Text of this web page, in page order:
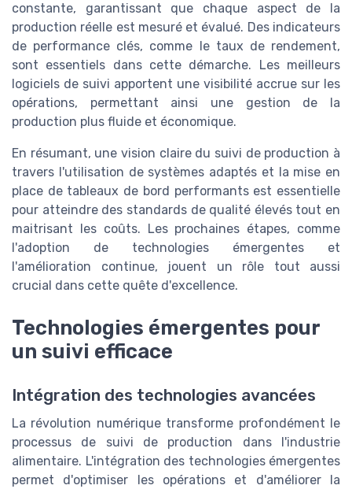
constante, garantissant que chaque aspect de la
production réelle est mesuré et évalué. Des indicateurs
de performance clés, comme le taux de rendement,
sont essentiels dans cette démarche. Les meilleurs
logiciels de suivi apportent une visibilité accrue sur les
opérations, permettant ainsi une gestion de la
production plus fluide et économique.
En résumant, une vision claire du suivi de production à
travers l'utilisation de systèmes adaptés et la mise en
place de tableaux de bord performants est essentielle
pour atteindre des standards de qualité élevés tout en
maitrisant les coûts. Les prochaines étapes, comme
l'adoption de technologies émergentes et
l'amélioration continue, jouent un rôle tout aussi
crucial dans cette quête d'excellence.
Technologies émergentes pour
un suivi efficace
Intégration des technologies avancées
La révolution numérique transforme profondément le
processus de suivi de production dans l'industrie
alimentaire. L'intégration des technologies émergentes
permet d'optimiser les opérations et d'améliorer la